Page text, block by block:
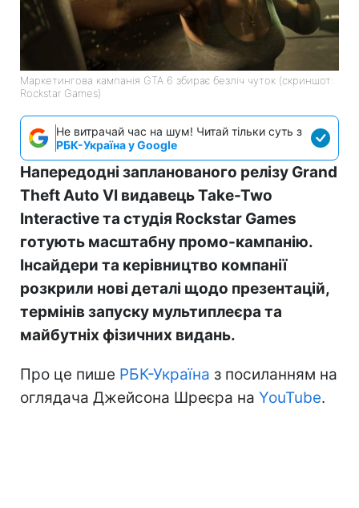
Маркетингова кампанія GTA 6 збирає безліч чуток (скриншот:
Rockstar Games)
Не витрачай час на шум! Читай тільки суть з
РБК-Україна у Google
Напередодні запланованого релізу Grand
Theft Auto VI видавець Take-Two
Interactive та студія Rockstar Games
готують масштабну промо-кампанію.
Інсайдери та керівництво компанії
розкрили нові деталі щодо презентацій,
термінів запуску мультиплеєра та
майбутніх фізичних видань.
Про це пише РБК-Україна з посиланням на
оглядача Джейсона Шреєра на YouTube.